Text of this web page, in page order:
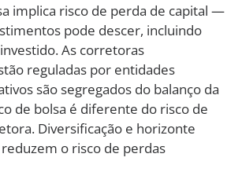
implica risco de perda de capital —
pode descer, incluindo
As corretoras
reguladas por entidades
são segregados do balanço da
de bolsa é diferente do risco de
Diversificação e horizonte
o risco de perdas